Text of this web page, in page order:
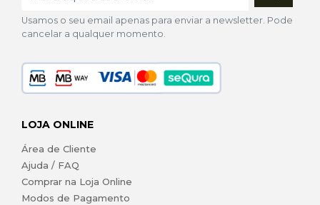
Usamos o seu email apenas para enviar a newsletter. Pode
cancelar a qualquer momento.
LOJA ONLINE
Área de Cliente
Ajuda / FAQ
Comprar na Loja Online
Modos de Pagamento